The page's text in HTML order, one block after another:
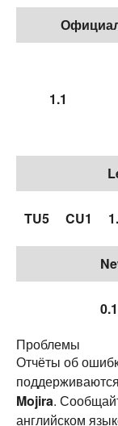
1.1
TU5 CU1
Проблемы
Отчёты об
Mojira.
английском